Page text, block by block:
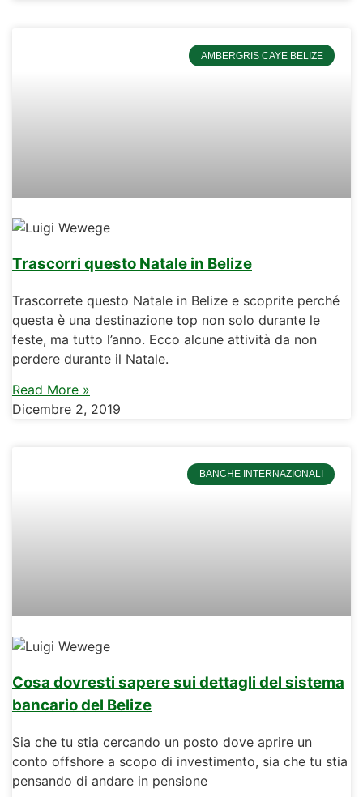
AMBERGRIS CAYE BELIZE
Trascorri questo Natale in Belize
Trascorrete questo Natale in Belize e scoprite perché
questa è una destinazione top non solo durante le
feste, ma tutto l’anno. Ecco alcune attività da non
perdere durante il Natale.
Read More »
Dicembre 2, 2019
BANCHE INTERNAZIONALI
Cosa dovresti sapere sui dettagli del sistema
bancario del Belize
Sia che tu stia cercando un posto dove aprire un
conto offshore a scopo di investimento, sia che tu stia
pensando di andare in pensione